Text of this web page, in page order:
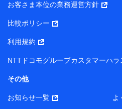
り）
株式会社NTTドコモ・フィナン
社長 廣井 孝史
東京都中央区日本橋人形町2-14-
株式会社ドコモ・インシュア
お客さま本位の業務運営方針
比較ポリシー
利用規約
NTTドコモグループカスタマーハ
その他
お知らせ一覧 よ